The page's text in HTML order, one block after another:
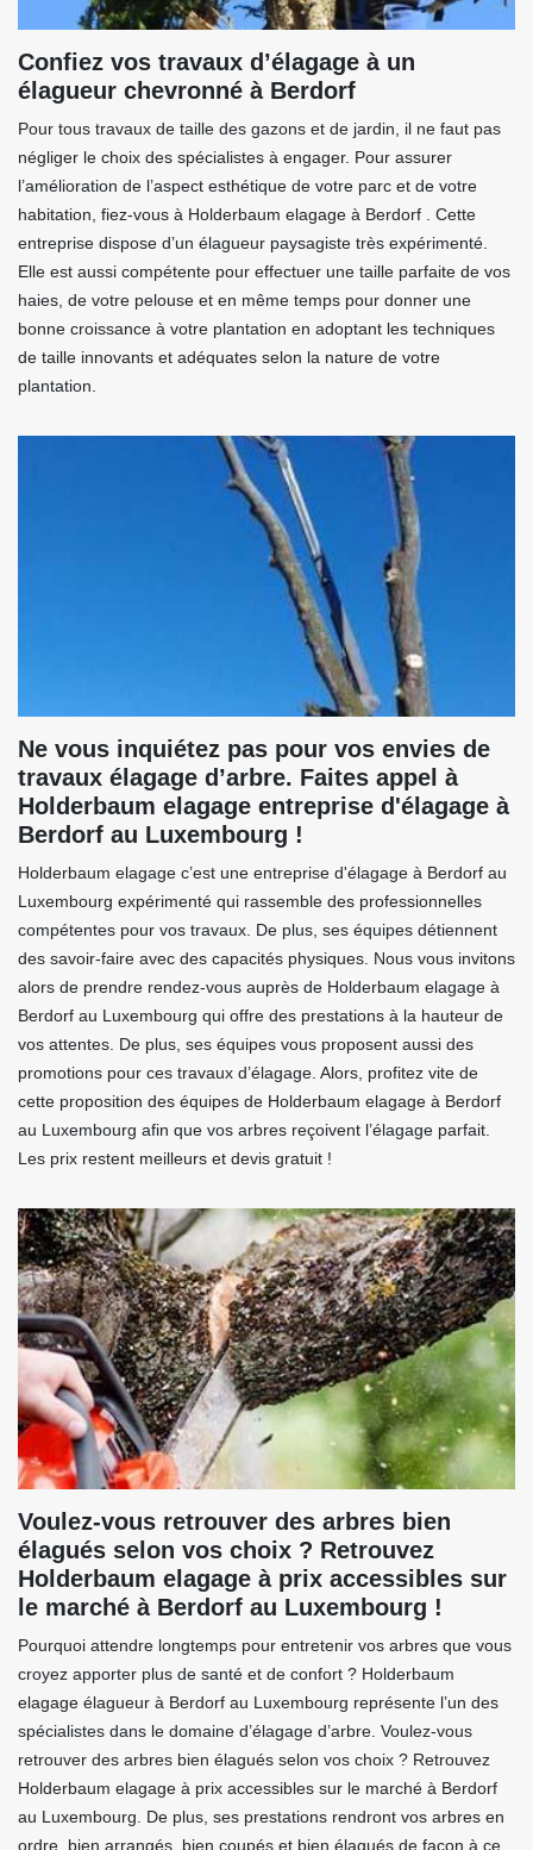
Confiez vos travaux d’élagage à un
élagueur chevronné à Berdorf
Pour tous travaux de taille des gazons et de jardin, il ne faut pas
négliger le choix des spécialistes à engager. Pour assurer
l’amélioration de l’aspect esthétique de votre parc et de votre
habitation, fiez-vous à Holderbaum elagage à Berdorf . Cette
entreprise dispose d’un élagueur paysagiste très expérimenté.
Elle est aussi compétente pour effectuer une taille parfaite de vos
haies, de votre pelouse et en même temps pour donner une
bonne croissance à votre plantation en adoptant les techniques
de taille innovants et adéquates selon la nature de votre
plantation.
Ne vous inquiétez pas pour vos envies de
travaux élagage d’arbre. Faites appel à
Holderbaum elagage entreprise d'élagage à
Berdorf au Luxembourg !
Holderbaum elagage c’est une entreprise d'élagage à Berdorf au
Luxembourg expérimenté qui rassemble des professionnelles
compétentes pour vos travaux. De plus, ses équipes détiennent
des savoir-faire avec des capacités physiques. Nous vous invitons
alors de prendre rendez-vous auprès de Holderbaum elagage à
Berdorf au Luxembourg qui offre des prestations à la hauteur de
vos attentes. De plus, ses équipes vous proposent aussi des
promotions pour ces travaux d’élagage. Alors, profitez vite de
cette proposition des équipes de Holderbaum elagage à Berdorf
au Luxembourg afin que vos arbres reçoivent l’élagage parfait.
Les prix restent meilleurs et devis gratuit !
Voulez-vous retrouver des arbres bien
élagués selon vos choix ? Retrouvez
Holderbaum elagage à prix accessibles sur
le marché à Berdorf au Luxembourg !
Pourquoi attendre longtemps pour entretenir vos arbres que vous
croyez apporter plus de santé et de confort ? Holderbaum
elagage élagueur à Berdorf au Luxembourg représente l’un des
spécialistes dans le domaine d’élagage d’arbre. Voulez-vous
retrouver des arbres bien élagués selon vos choix ? Retrouvez
Holderbaum elagage à prix accessibles sur le marché à Berdorf
au Luxembourg. De plus, ses prestations rendront vos arbres en
ordre, bien arrangés, bien coupés et bien élagués de façon à ce